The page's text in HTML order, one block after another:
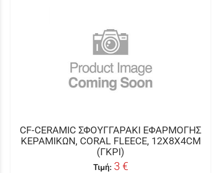
CF-CERAMIC ΣΦΟΥΓΓΑΡΑΚΙ ΕΦΑΡΜΟΓΗΣ
ΚΕΡΑΜΙΚΩΝ, CORAL FLEECE, 12X8X4CM
(ΓΚΡΙ)
Τιμή: 3 €